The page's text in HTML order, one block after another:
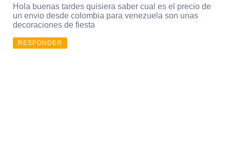
Hola buenas tardes quisiera saber cual es el precio de
un envio desde colombia para venezuela son unas
decoraciones de fiesta
RESPONDER